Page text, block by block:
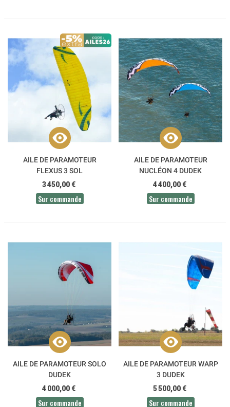
AILE DE PARAMOTEUR
FLEXUS 3 SOL
3 450,00 €
Sur commande
AILE DE PARAMOTEUR
NUCLÉON 4 DUDEK
4 400,00 €
Sur commande
AILE DE PARAMOTEUR SOLO
DUDEK
4 000,00 €
Sur commande
AILE DE PARAMOTEUR WARP
3 DUDEK
5 500,00 €
Sur commande